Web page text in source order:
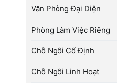
Văn Phòng Đại Diện
Phòng Làm Việc Riêng
Chỗ Ngồi Cố Định
Chỗ Ngồi Linh Hoạt